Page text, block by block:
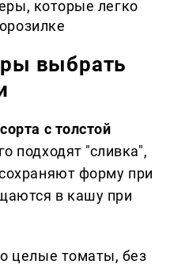
которые легко
выбрать
с толстой
подходят "сливка",
форму при
в кашу при
целые томаты, без